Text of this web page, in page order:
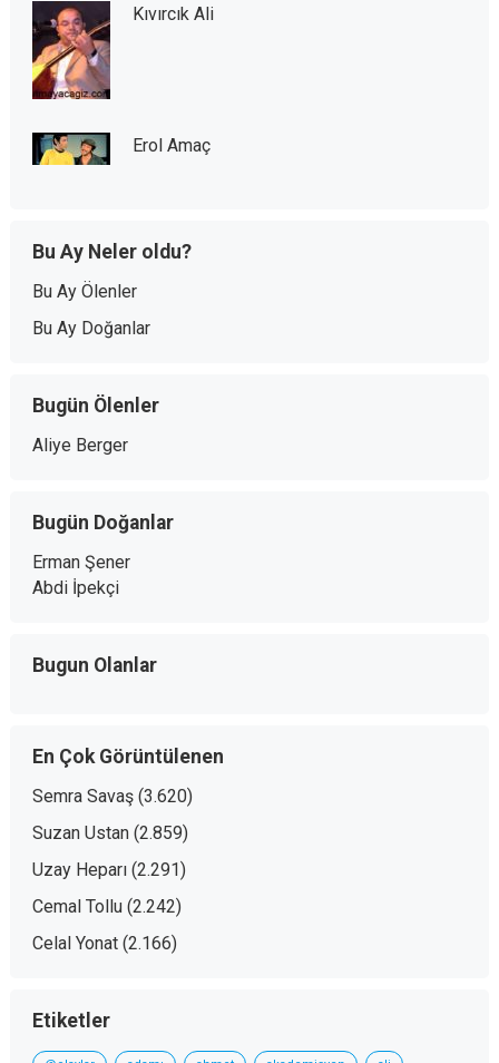
Kıvırcık Ali
Erol Amaç
Bu Ay Neler oldu?
Bu Ay Ölenler
Bu Ay Doğanlar
Bugün Ölenler
Aliye Berger
Bugün Doğanlar
Erman Şener
Abdi İpekçi
Bugun Olanlar
En Çok Görüntülenen
Semra Savaş (3.620)
Suzan Ustan (2.859)
Uzay Heparı (2.291)
Cemal Tollu (2.242)
Celal Yonat (2.166)
Etiketler